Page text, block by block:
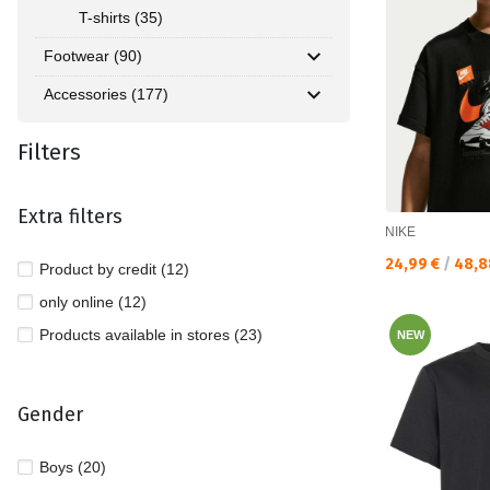
T-shirts (35)
Footwear (90)
Accessories (177)
Filters
Extra filters
Product by credit (12)
only online (12)
Products available in stores (23)
Gender
Boys (20)
NIKE
Текуща цена:
24,99 € /
NEW